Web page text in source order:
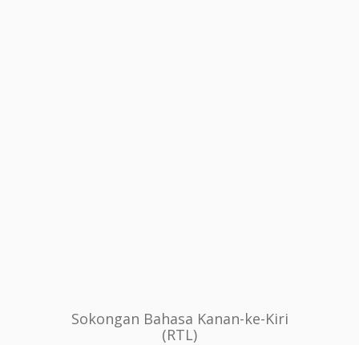
Sokongan Bahasa Kanan-ke-Kiri
(RTL)